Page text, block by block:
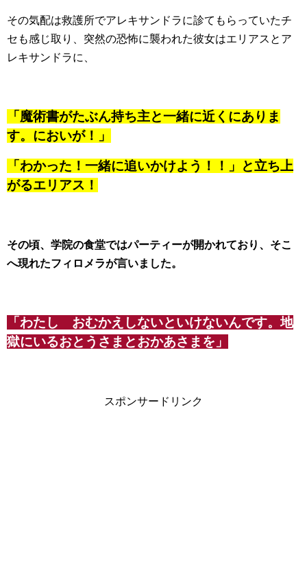
その気配は救護所でアレキサンドラに診てもらっていたチ
セも感じ取り、突然の恐怖に襲われた彼女はエリアスとア
レキサンドラに、
「魔術書がたぶん持ち主と一緒に近くにありま
す。においが！」
「わかった！一緒に追いかけよう！！」と立ち上
がるエリアス！
その頃、学院の食堂ではパーティーが開かれており、そこ
へ現れたフィロメラが言いました。
「わたし おむかえしないといけないんです。地
獄にいるおとうさまとおかあさまを」
スポンサードリンク